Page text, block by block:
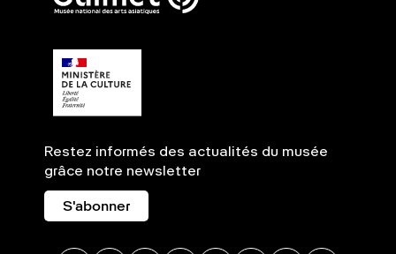
Restez informés des actualités du musée
grâce notre newsletter
S'abonner